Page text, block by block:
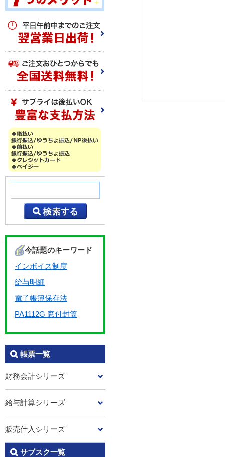
今話題のキーワード
インボイス制度
給与明細
電子帳簿保存法
PA1112G 窓付封筒
帳票一覧
財務会計シリーズ
給与計算シリーズ
販売仕入シリーズ
サブスク一覧